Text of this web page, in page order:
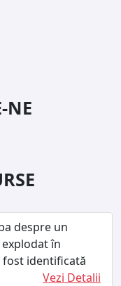
NE
despre un
în
fost identificată
Vezi Detalii